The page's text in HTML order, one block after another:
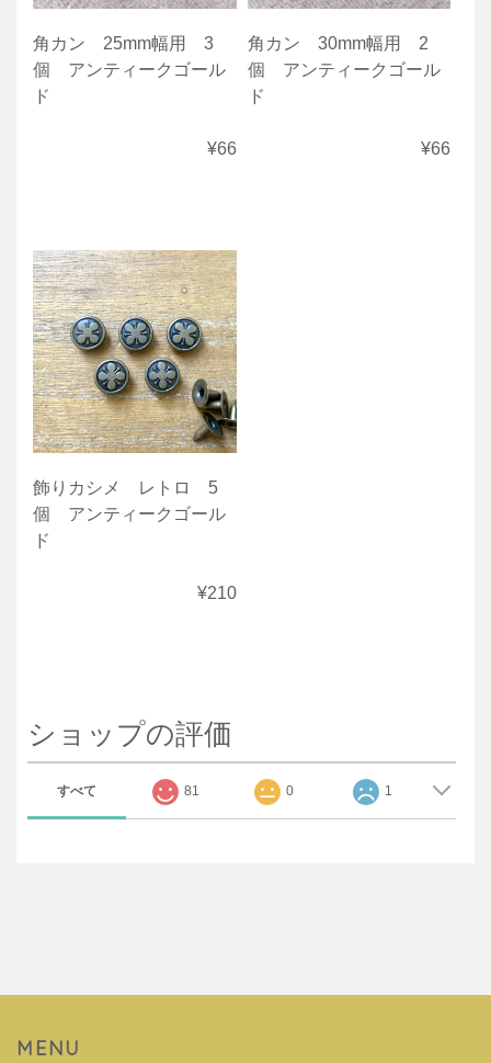
角カン 25mm幅用 3
個 アンティークゴール
ド
¥66
角カン 30mm幅用 2
個 アンティークゴール
ド
¥66
飾りカシメ レトロ 5
個 アンティークゴール
ド
¥210
ショップの評価
すべて 81 0 1
MENU